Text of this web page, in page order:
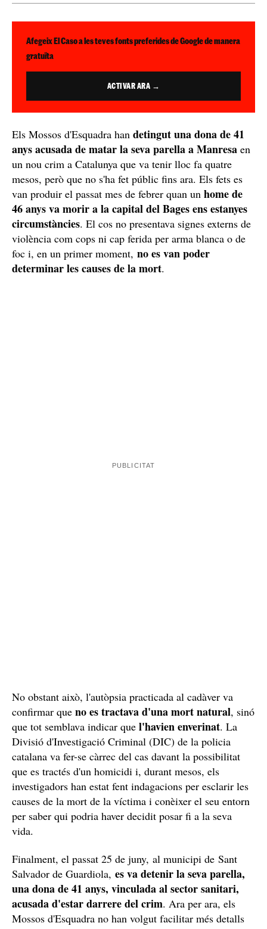
Afegeix El Caso a les teves fonts preferides de Google de manera
gratuïta
ACTIVAR ARA →
Els Mossos d'Esquadra han detingut una dona de 41
anys acusada de matar la seva parella a Manresa en
un nou crim a Catalunya que va tenir lloc fa quatre
mesos, però que no s'ha fet públic fins ara. Els fets es
van produir el passat mes de febrer quan un home de
46 anys va morir a la capital del Bages ens estanyes
circumstàncies. El cos no presentava signes externs de
violència com cops ni cap ferida per arma blanca o de
foc i, en un primer moment, no es van poder
determinar les causes de la mort.
No obstant això, l'autòpsia practicada al cadàver va
confirmar que no es tractava d'una mort natural, sinó
que tot semblava indicar que l'havien enverinat. La
Divisió d'Investigació Criminal (DIC) de la policia
catalana va fer-se càrrec del cas davant la possibilitat
que es tractés d'un homicidi i, durant mesos, els
investigadors han estat fent indagacions per esclarir les
causes de la mort de la víctima i conèixer el seu entorn
per saber qui podria haver decidit posar fi a la seva
vida.
Finalment, el passat 25 de juny, al municipi de Sant
Salvador de Guardiola, es va detenir la seva parella,
una dona de 41 anys, vinculada al sector sanitari,
acusada d'estar darrere del crim. Ara per ara, els
Mossos d'Esquadra no han volgut facilitar més detalls